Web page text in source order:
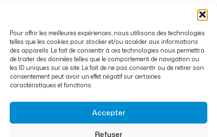
Pour offrir les meilleures expériences, nous utilisons des technologies
telles que les cookies pour stocker et/ou accéder aux informations
des appareils. Le fait de consentir à ces technologies nous permettra
de traiter des données telles que le comportement de navigation ou
les ID uniques sur ce site. Le fait de ne pas consentir ou de retirer son
consentement peut avoir un effet négatif sur certaines
caractéristiques et fonctions.
Accepter
Refuser
Boîte Associative n°1
Place Charles de Gaulle
69290 Craponne
04 78 57 46 48
06 81 37 46 26
contact@famillesdecraponne.org